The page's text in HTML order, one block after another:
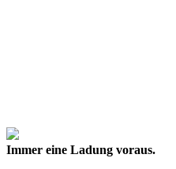
Immer eine Ladung voraus.